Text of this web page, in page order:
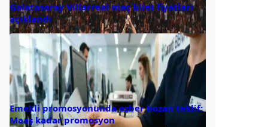
Galatasaray Villarreal maç bilet fiyatları
açıklandı
Emekli promosyonunda ezber bozan teklif:
Maaş kadar promosyon